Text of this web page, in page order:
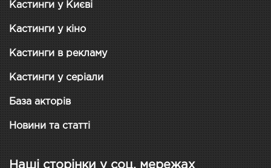
Кастинги у Києві
Кастинги у кіно
Кастинги в рекламу
Кастинги у серіали
База акторів
Новини та статті
Наші сторінки у соц. мережах